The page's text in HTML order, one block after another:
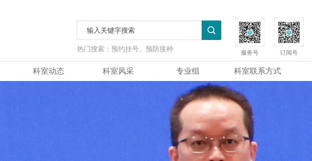
热门搜索：预约挂号、预防接种 服务号 订阅号
科室动态 科室风采 专业组 科室联系方式